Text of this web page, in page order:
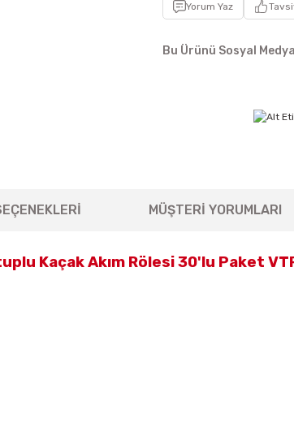
Yorum Yaz
Bu Ürünü Sosyal
MÜŞTERİ YORUMLARI
Kaçak Akım Rölesi 30'lu Paket